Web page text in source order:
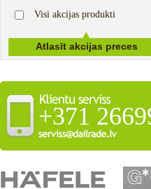
Visi akcijas produkti
+371